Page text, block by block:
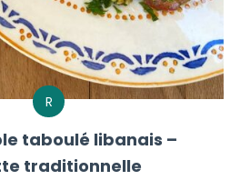
R
taboulé libanais –
traditionnelle